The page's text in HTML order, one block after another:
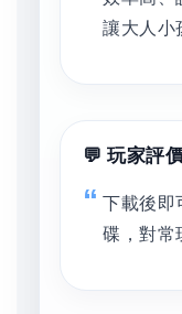
讓大人小
💬 玩家評
下載後即
碟，對常